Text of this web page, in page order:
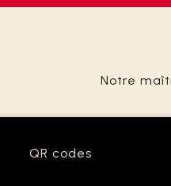
Notre
QR codes